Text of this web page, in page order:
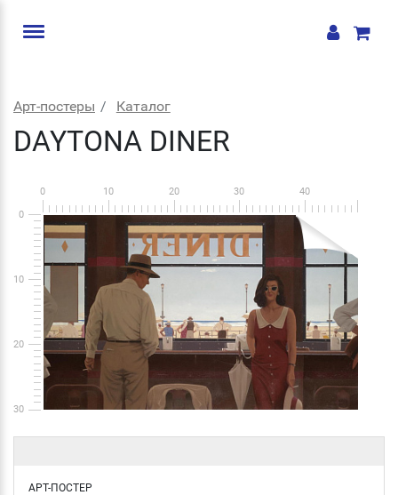
Арт-постеры Каталог
DAYTONA DINER
0 10 20 30 40
0
10
30
20
АРТ-ПОСТЕР